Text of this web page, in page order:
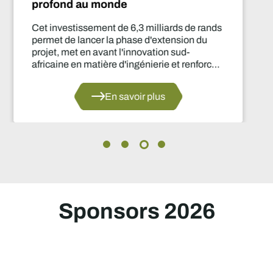
de rands
du
et renforce
Cette suspension de la
deux ans est l'une des
importantes prises par le
d'approvisionnement
Sponsors 2026